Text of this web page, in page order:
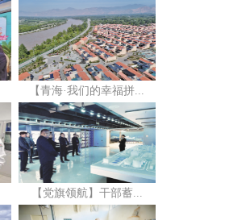
【青海·我们的幸福拼...
【党旗领航】干部蓄...